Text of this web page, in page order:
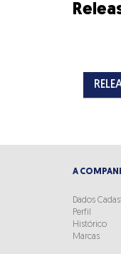
A
Dados
Perfil
Histórico
Marcas